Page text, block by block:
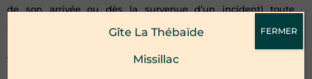
de son arrivée ou dès la survenue d’un incident) toute
ces difficultés au plus tôt.
Gîte La Thébaïde
Missillac
FERMER